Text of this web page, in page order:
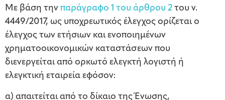
Με βάση την παράγραφο 1 του άρθρου 2 του ν.
4449/2017, ως υποχρεωτικός έλεγχος ορίζεται ο
έλεγχος των ετήσιων και ενοποιημένων
χρηματοοικονομικών καταστάσεων που
διενεργείται από ορκωτό ελεγκτή λογιστή ή
ελεγκτική εταιρεία εφόσον:
α) απαιτείται από το δίκαιο της Ένωσης,